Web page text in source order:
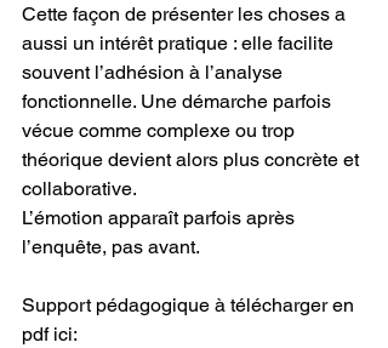
Cette façon de présenter les choses a
aussi un intérêt pratique : elle facilite
souvent l’adhésion à l’analyse
fonctionnelle. Une démarche parfois
vécue comme complexe ou trop
théorique devient alors plus concrète et
collaborative.
L’émotion apparaît parfois après
l’enquête, pas avant.
Support pédagogique à télécharger en
pdf ici: